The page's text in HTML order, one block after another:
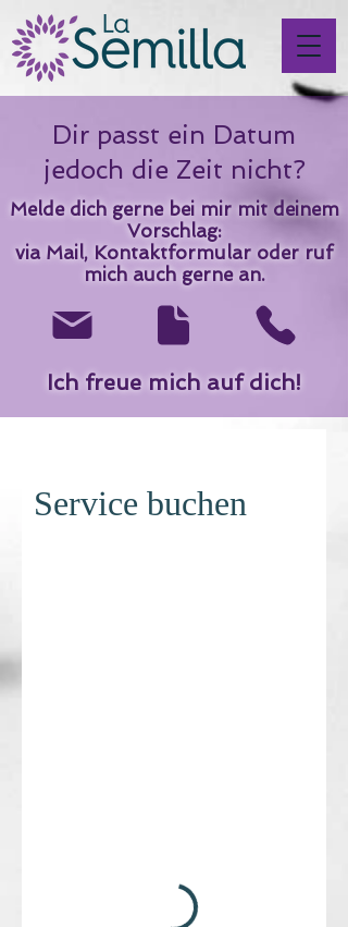
Dir passt ein Datum
jedoch die Zeit nicht?
Melde dich gerne bei mir mit deinem
Vorschlag:
via Mail, Kontaktformular oder ruf
mich auch gerne an.
Ich freue mich auf dich!
Service buchen